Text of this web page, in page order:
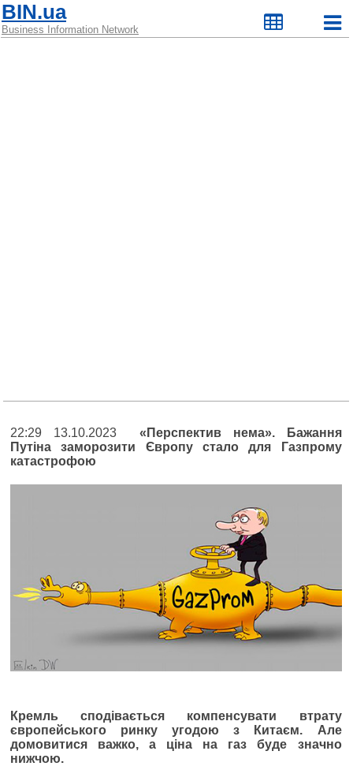
BIN.ua
Business Information Network
22:29 13.10.2023«Перспектив нема». Бажання
Путіна заморозити Європу стало для Газпрому
катастрофою
Кремль сподівається компенсувати втрату
європейського ринку угодою з Китаєм. Але
домовитися важко, а ціна на газ буде значно
нижчою.